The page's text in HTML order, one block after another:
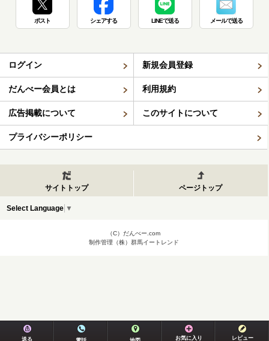
ポスト シェアする LINEで送る メールで送る
ログイン 新規会員登録
だんべー会員とは 利用規約
広告掲載について このサイトについて
プライバシーポリシー
サイトトップ ページトップ
Select Language ▼
（C）だんべー.com
制作管理（株）群馬イートレンド
送る お気に入り レビュー